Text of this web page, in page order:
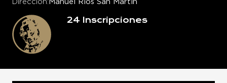
Dirección Manuel Ríos San Martín
24 Inscripciones